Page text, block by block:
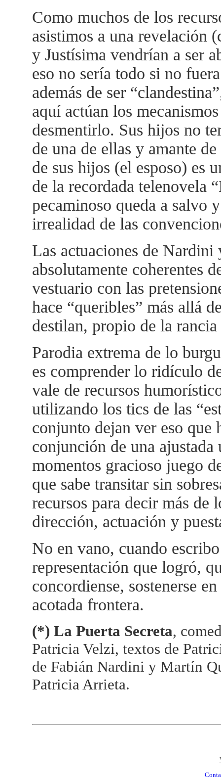
Como muchos de los
asistimos a una revelación
y Justísima vendrían a ser
eso no sería todo si no
además de ser
aquí actúan los
desmentirlo. Sus hijos no
de una de ellas y amante
de sus hijos (el esposo) es
de la recordada telenovela
pecaminoso queda a salvo
irrealidad de las
Las actuaciones de Nardini
absolutamente coherentes
vestuario con las
hace “queribles” más allá
destilan, propio de la
Parodia extrema de lo
es comprender lo ridículo
vale de recursos
utilizando los tics de las
conjunto dejan ver eso que
conjunción de una
momentos gracioso juego
que sabe transitar sin
recursos para decir más de
dirección, actuación y
No en vano, cuando
representación que logró,
concordiense, sostenerse
acotada frontera.
(*) La Puerta Secreta,
Patricia Velzi, textos de
de Fabián Nardini y Martín
Patricia Arrieta.